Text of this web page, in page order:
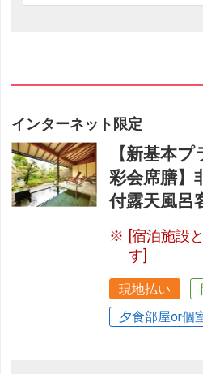
インターネット限定
【新基本
彩会席膳】
付露天風呂
[宿泊施設
す]
現地払い
夕食部屋or個